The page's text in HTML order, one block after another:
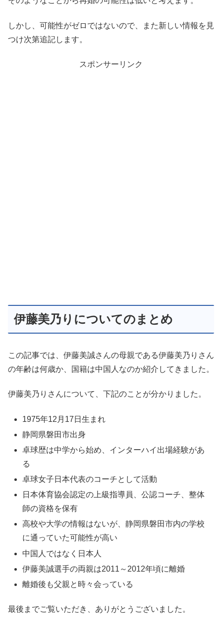
しかし、可能性がゼロではないので、また新しい情報を見
つけ次第追記します。
スポンサーリンク
伊藤美乃りについてのまとめ
この記事では、伊藤美誠さんの母親である伊藤美乃りさん
の年齢は何歳か、国籍は中国人なのか紹介してきました。
伊藤美乃りさんについて、下記のことが分かりました。
1975年12月17日生まれ
静岡県磐田市出身
卓球歴は中学から始め、インターハイ出場経験があ
る
卓球女子日本代表のコーチとして活動
日本体育協会認定の上級指導員、公認コーチ、整体
師の資格を保有
高校や大学の情報はないが、静岡県磐田市内の学校
に通っていた可能性が高い
中国人ではなく日本人
伊藤美誠選手の両親は2011～2012年頃に離婚
離婚後も父親と時々会っている
最後までご覧いただき、ありがとうございました。